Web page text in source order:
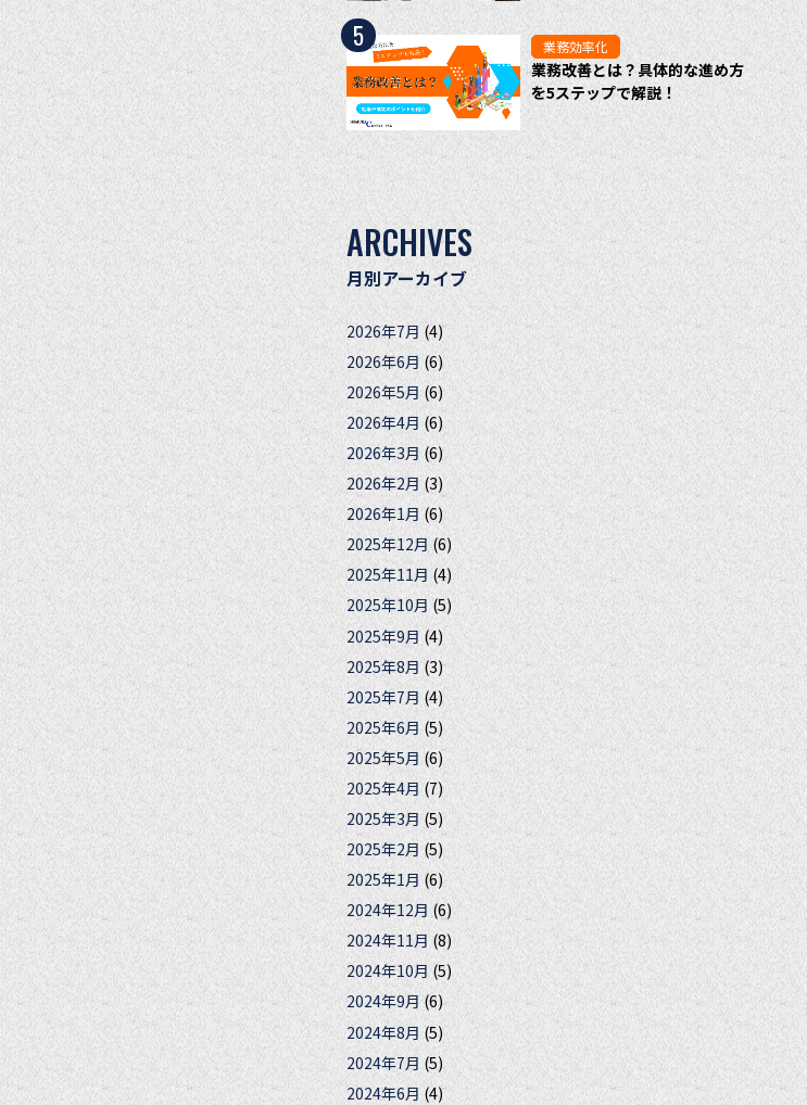
5 業務効率化
業務改善とは？具体的な進め方
を5ステップで解説！
ARCHIVES
月別アーカイブ
2026年7月 (4)
2026年6月 (6)
2026年5月(6)
2026年4月 (6)
2026年3月 (6)
2026年2月(3)
2026年1月 (6)
2025年12月 (6)
2025年11月(4)
2025年10月 (5)
2025年9月 (4)
2025年8月(3)
2025年7月 (4)
2025年6月(5)
2025年5月 (6)
2025年4月 (7)
2025年3月(5)
2025年2月 (5)
2025年1月 (6)
2024年12月 (6)
2024年11月 (8)
2024年10月 (5)
2024年9月(6)
2024年8月 (5)
2024年7月 (5)
2024年6月 (4)